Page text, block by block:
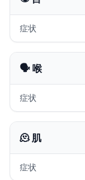
症状
🗣️ 喉
症状
🫠 肌
症状